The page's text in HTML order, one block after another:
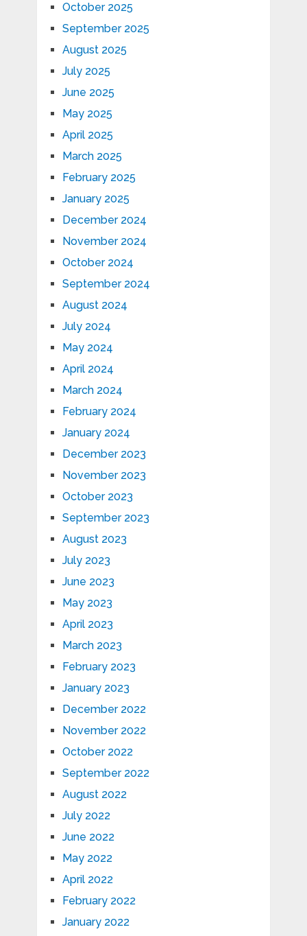
October 2025
September 2025
August 2025
July 2025
June 2025
May 2025
April 2025
March 2025
February 2025
January 2025
December 2024
November 2024
October 2024
September 2024
August 2024
July 2024
May 2024
April 2024
March 2024
February 2024
January 2024
December 2023
November 2023
October 2023
September 2023
August 2023
July 2023
June 2023
May 2023
April 2023
March 2023
February 2023
January 2023
December 2022
November 2022
October 2022
September 2022
August 2022
July 2022
June 2022
May 2022
April 2022
February 2022
January 2022